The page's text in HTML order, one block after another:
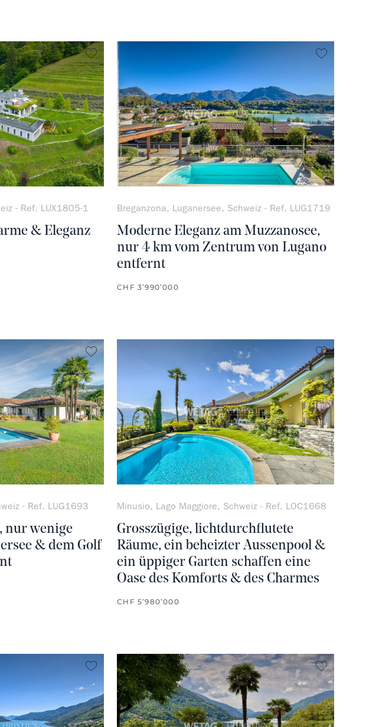
kein Favorit
- Ref. LUX1805-1
& Eleganz
Breganzona, Luganersee, Schweiz - Ref. LUG1719
Moderne Eleganz am Muzzanosee,
nur 4 km vom Zentrum von Lugano
entfernt
CHF 3’990’000
kein Favorit
- Ref. LUG1693
nur wenige
& dem Golf
kein Favorit
Minusio, Lago Maggiore, Schweiz - Ref. LOC1668
Grosszügige, lichtdurchflutete
Räume, ein beheizter Aussenpool &
ein üppiger Garten schaffen eine
Oase des Komforts & des Charmes
CHF 5’980’000
kein Favorit kein Favorit